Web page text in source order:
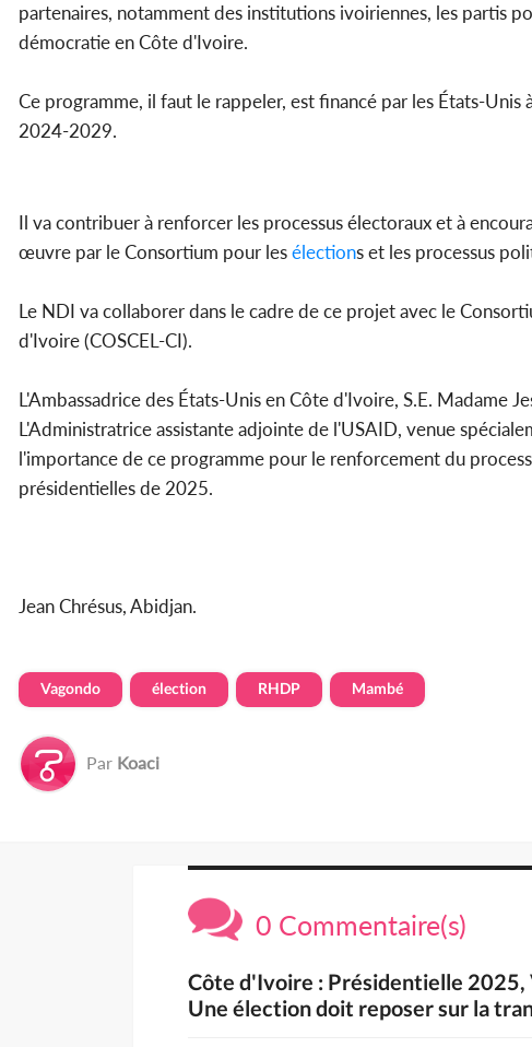
partenaires, notamment des institutions ivoiriennes, les partis
démocratie en Côte d'Ivoire.
Ce programme, il faut le rappeler, est financé par les États-
2024-2029.
Il va contribuer à renforcer les processus électoraux et à
œuvre par le Consortium pour lesélections et les processus
Le NDI va collaborer dans le cadre de ce projet avec le
d'Ivoire (COSCEL-CI).
L'Ambassadrice des États-Unis en Côte d'Ivoire, S.E. Madame
L'Administratrice assistante adjointe de l'USAID, venue
l'importance de ce programme pour le renforcement du
présidentielles de 2025.
Jean Chrésus, Abidjan.
Vagondo élection RHDP Mambé
Par Koaci
0 Commentaire(s)
Côte d'Ivoire : Présidentielle 2025,
Une élection doit reposer sur la